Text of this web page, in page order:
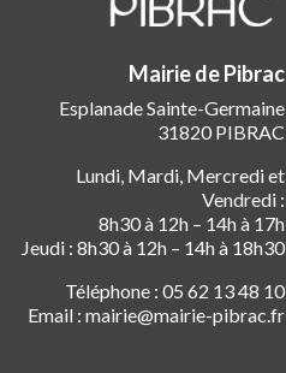
Mairie de Pibrac
Esplanade Sainte-Germaine
31820 PIBRAC
Lundi, Mardi, Mercredi et
Vendredi :
8h30 à 12h – 14h à 17h
Jeudi : 8h30 à 12h – 14h à 18h30
Téléphone : 05 62 13 48 10
Email : mairie@mairie-pibrac.fr